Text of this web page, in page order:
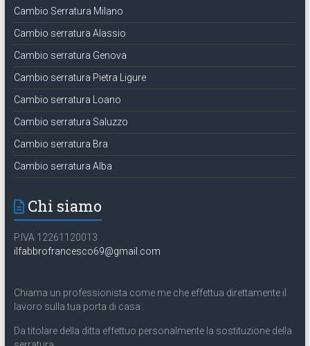
Cambio Serratura Milano
Cambio serratura Alassio
Cambio serratura Genova
Cambio serratura Pietra Ligure
Cambio serratura Loano
Cambio serratura Saluzzo
Cambio serratura Bra
Cambio serratura Alba
Chi siamo
P.IVA 12261120013
ilfabbrofrancesco69@gmail.com
Chiama un professionista come me che effettua direttamente il
lavoro sulla tua porta di casa .
Da titolare della ditta effettuo personalmente la sostituzione della